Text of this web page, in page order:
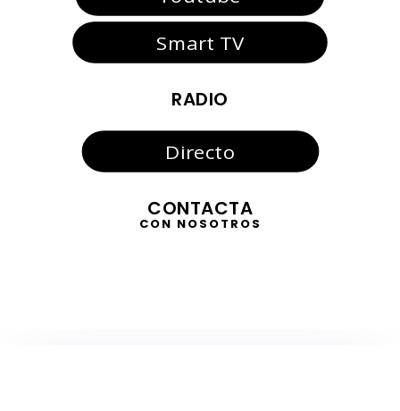
Smart TV
RADIO
Directo
CONTACTA
CON NOSOTROS